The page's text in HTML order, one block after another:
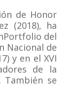
de Honor
(2018), ha
del
Nacional de
y en el XVI
de la
También se